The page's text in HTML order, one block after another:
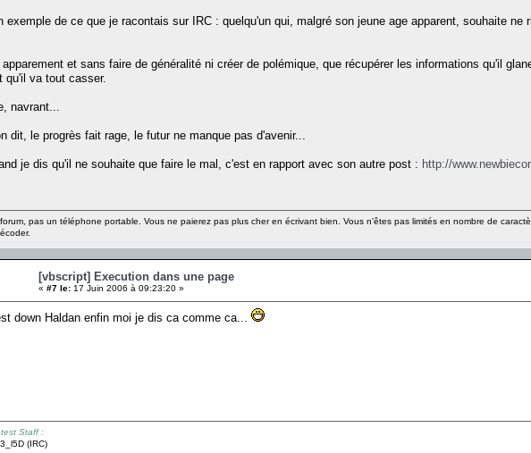
exemple de ce que je racontais sur IRC : quelqu'un qui, malgré son jeune age apparent, souhaite
apparement et sans faire de généralité ni créer de polémique, que récupérer les informations qu'il
qu'il va tout casser.
navrant...
dit, le progrès fait rage, le futur ne manque pas d'avenir...
je dis qu'il ne souhaite que faire le mal, c'est en rapport avec son autre post : http://
pas un téléphone portable. Vous ne paierez pas plus cher en écrivant bien. Vous n'êtes pas limités en nombre de
[vbscript] Execution dans une page
« #7 le: 17 Juin 2006 à 09:23:20 »
down Haldan enfin moi je dis ca comme ca...
Staff :
(IRC)